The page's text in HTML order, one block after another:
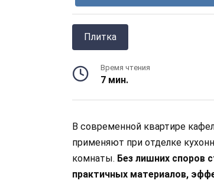
Плитка
Время чтения
7 мин.
В современной квартире
применяют при отделке
комнаты. Без лишних споров
практичных материалов,